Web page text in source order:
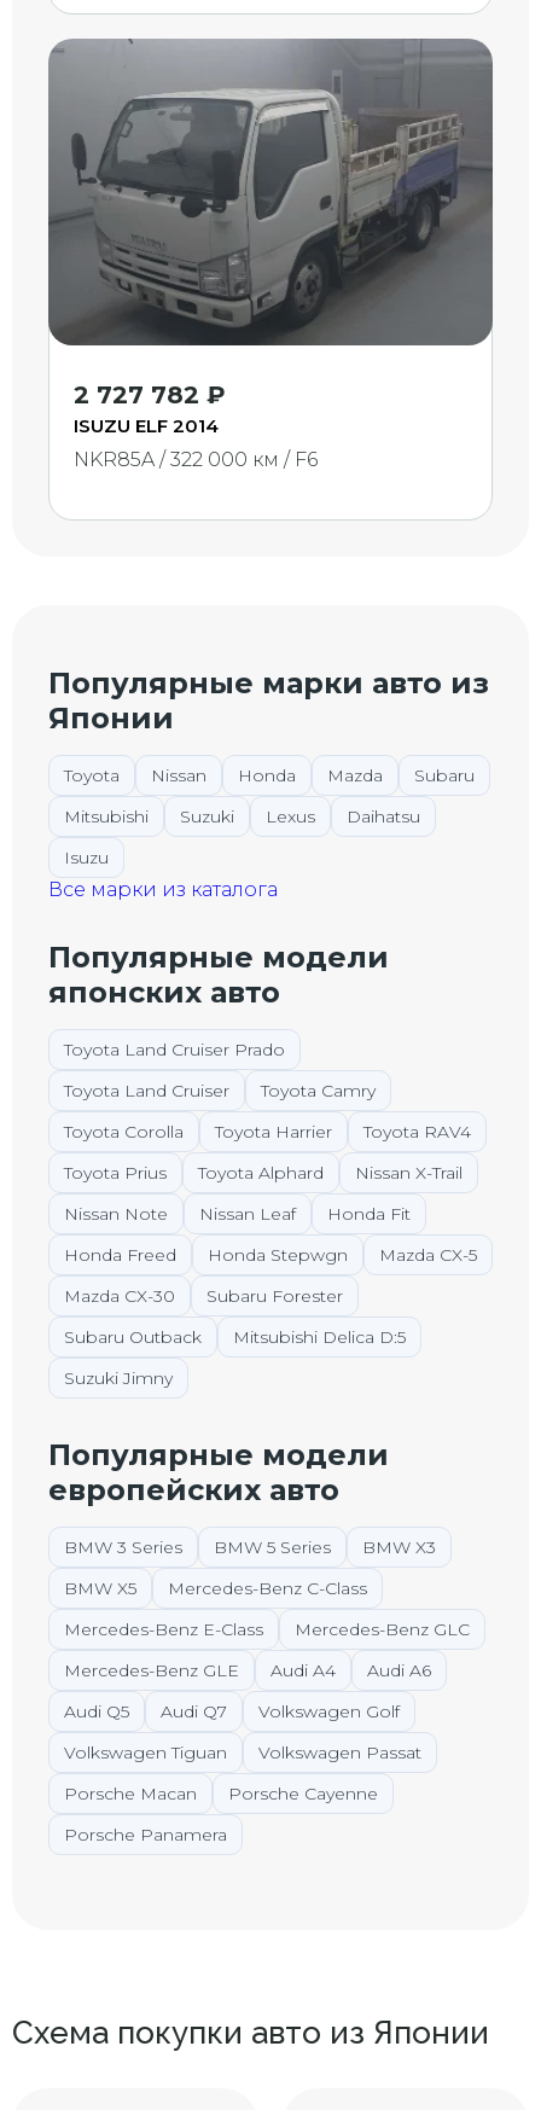
2 727 782 ₽
ISUZU ELF 2014
NKR85A / 322 000 км / F6
Популярные марки авто из
Японии
Toyota Nissan Honda Mazda
Subaru
Mitsubishi
Suzuki Lexus
Daihatsu
Isuzu
Все марки из каталога
Популярные модели
японских авто
Toyota Land Cruiser Prado
Toyota Land Cruiser
Toyota Camry
Toyota Corolla
Toyota Harrier
Toyota RAV4
Toyota Prius
Toyota Alphard
Nissan X-Trail
Nissan Note
Nissan Leaf
Honda Fit
Honda Freed
Honda Stepwgn
Mazda CX-5
Mazda CX-30
Subaru Forester
Subaru Outback
Mitsubishi Delica D:5
Suzuki Jimny
Популярные модели
европейских авто
BMW 3 Series BMW 5 Series
BMW X3
BMW X5
Mercedes-Benz C-Class
Mercedes-Benz E-Class
Mercedes-Benz GLC
Mercedes-Benz GLE
Audi A4
Audi A6
Audi Q5
Audi Q7
Volkswagen Golf
Volkswagen Tiguan
Volkswagen Passat
Porsche Macan
Porsche Cayenne
Porsche Panamera
Схема покупки авто из Японии